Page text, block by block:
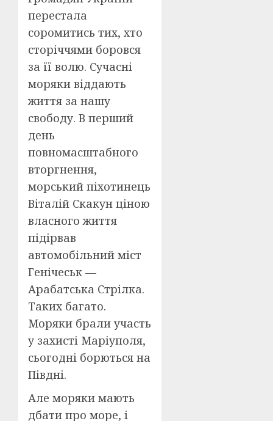
перестала
соромитись тих, хто
сторіччями боровся
за її волю. Сучасні
моряки віддають
життя за нашу
свободу. В перший
день
повномасштабного
вторгнення,
морський піхотинець
Віталій Скакун ціною
власного життя
підірвав
автомобільний міст
Генічеськ —
Арабатська Стрілка.
Таких багато.
Моряки брали участь
у захисті Маріуполя,
сьогодні борються на
Півдні.
Але моряки мають
дбати про море, і